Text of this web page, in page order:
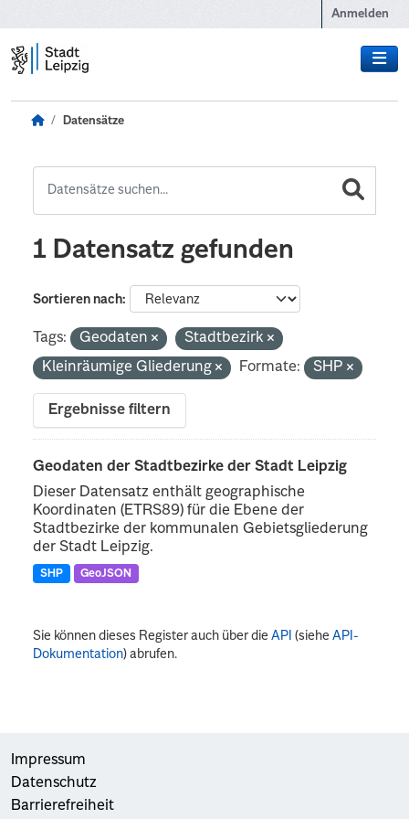
Anmelden
Datensätze
1 Datensatz gefunden
Sortieren nach
Tags: Geodaten
Stadtbezirk
Kleinräumige Gliederung
Formate: SHP
Ergebnisse filtern
Geodaten der Stadtbezirke der Stadt Leipzig
Dieser Datensatz enthält geographische
Koordinaten (ETRS89) für die Ebene der
Stadtbezirke der kommunalen Gebietsgliederung
der Stadt Leipzig.
SHP GeoJSON
Sie können dieses Register auch über dieAPI (sieheAPI-
Dokumentation) abrufen.
Impressum
Datenschutz
Barrierefreiheit